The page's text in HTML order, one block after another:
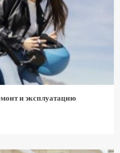
и эксплуатацию